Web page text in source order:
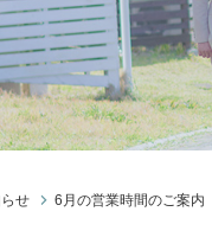
せ 6月の営業時間のご案内